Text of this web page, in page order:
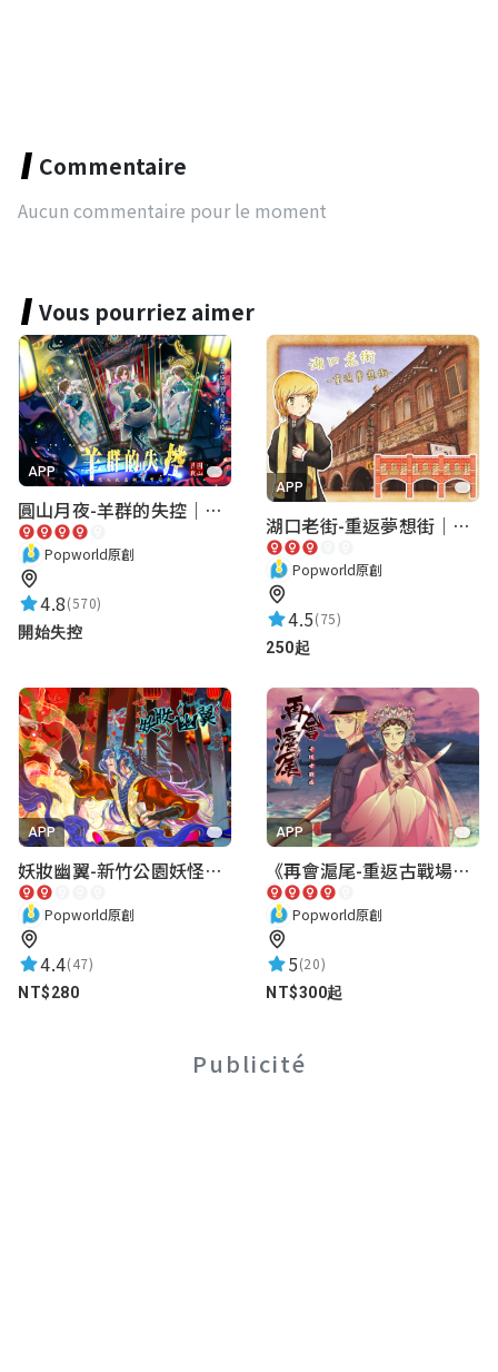
Commentaire
Aucun commentaire pour le moment
Vous pourriez aimer
APP
圓山月夜-羊群的失控｜圓山飯店 ARG實境解謎遊戲
Popworld原創
4.8(570)
開始失控
APP
湖口老街-重返夢想街｜新竹老街城市解謎
Popworld原創
4.5(75)
250起
APP
妖妝幽翼-新竹公園妖怪懸疑事件
Popworld原創
4.4(47)
NT$280
APP
《再會滬尾-重返古戰場》｜淡水老街實境遊戲｜實體遊戲盒
Popworld原創
5(20)
NT$300起
Publicité